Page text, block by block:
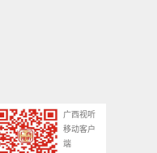
广西视听
移动客户
端